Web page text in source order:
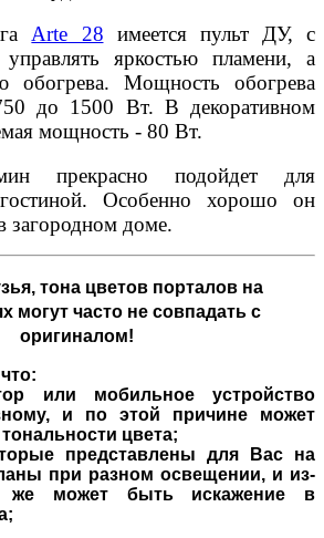
Arte 28 имеется пульт ДУ, с
яркостью пламени, а
обогрева. Мощность обогрева
до 1500 Вт. В декоративном
мощность - 80 Вт.
прекрасно подойдет для
Особенно хорошо он
загородном доме.
тона цветов порталов на
могут часто не совпадать с
оригиналом!
или мобильное устройство
и по этой причине может
цвета;
представлены для Вас на
при разном освещении, и из-
же может быть искажение в